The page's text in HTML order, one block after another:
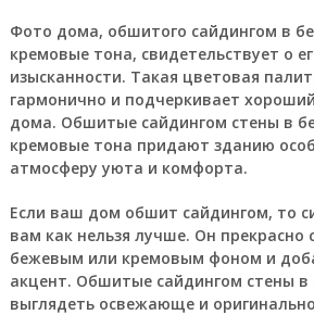
Фото дома, обшитого сайдингом в
кремовые тона, свидетельствует о
изысканности. Такая цветовая
гармонично и подчеркивает
дома. Обшитые сайдингом стены в
кремовые тона придают зданию
атмосферу уюта и комфорта.
Если ваш дом обшит сайдингом, то
вам как нельзя лучше. Он прекрасно
бежевым или кремовым фоном и
акцент. Обшитые сайдингом стены в
выглядеть освежающе и